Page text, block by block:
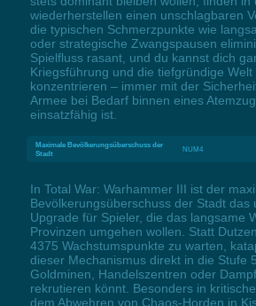
wiederherstellen einen unschlagbaren
die typischen Schmerzpunkte wie
oder strategische Zwangspausen
Spielfluss rasant, und du kannst dich
Kriegsführung und die tiefgründige
konzentrieren – immer mit der
Armee bei Bedarf binnen eines
einsatzfähig ist.
Maximale Bevölkerungsüberschuss der
Stadt
NUM4
In Total War: Warhammer III ist der
Bevölkerungsüberschuss der Stadt das
Upgrade für Spieler, die das langsame
Provinzen umgehen wollen. Statt
4375 Wachstumspunkte zu warten,
dieser Mechanismus direkt in die Stufe
Goldminen, Handelszentren oder
rekrutieren könnt. Besonders in
dem Abwehren von Chaos-Horden in